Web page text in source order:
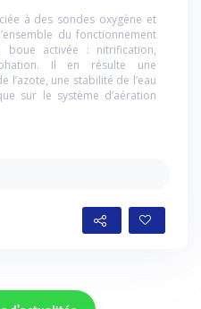
à des sondes oxygène et
du fonctionnement
boue activée : nitrification,
Il en résulte une
une stabilité de l’eau
sur le système d’aération